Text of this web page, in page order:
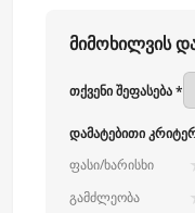
მიმოხილვის
თქვენი შეფასება *
დამატებითი
ფასი/ხარისხი
გამძლეობა